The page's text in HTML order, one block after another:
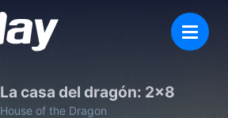
La casa del dragón: 2×8
House of the Dragon